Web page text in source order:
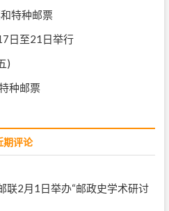
特种邮票
日至21日举行
)
种邮票
期评论
联2月1日举办“邮政史学术研讨